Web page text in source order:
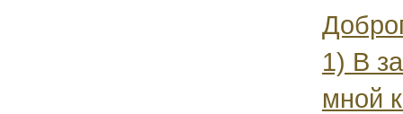
1) В
мной